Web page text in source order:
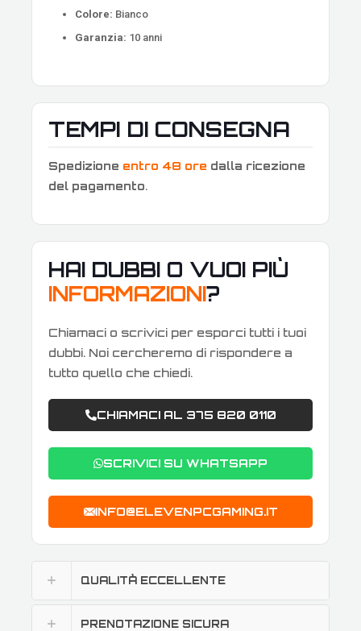
Colore: Bianco
Garanzia: 10 anni
TEMPI DI CONSEGNA
Spedizione entro 48 ore dalla ricezione
del pagamento.
HAI DUBBI O VUOI PIÙ
INFORMAZIONI?
Chiamaci o scrivici per esporci tutti i tuoi
dubbi. Noi cercheremo di rispondere a
tutto quello che chiedi.
CHIAMACI AL 375 820 0110
SCRIVICI SU WHATSAPP
INFO@ELEVENPCGAMING.IT
QUALITÀ ECCELLENTE
PRENOTAZIONE SICURA